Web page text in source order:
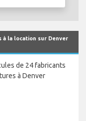
à la location sur Denver
de 24 fabricants
à Denver